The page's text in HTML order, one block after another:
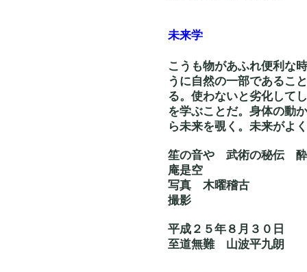
未来学
こうも物があふれ便利な
うに自然の一部であるこ
る。使わないと劣化して
を学ぶことだ。身体の動
ら未来を覗く。未来がよ
笙の音や 武術の
庵是空
写真 木曜
撮影
平成２５年８月３０日
至道無難 山波平九朗